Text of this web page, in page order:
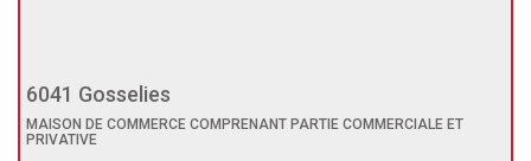
6041 Gosselies
MAISON DE COMMERCE COMPRENANT PARTIE COMMERCIALE ET
PRIVATIVE